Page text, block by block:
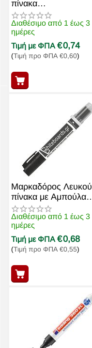
πίνακα
Επαναγεμιζόμενος
WB450 Πράσινος
Διαθέσιμο από 1 έως 3
ημέρες
Τιμή με ΦΠΑ €0,74
(Τιμή προ ΦΠΑ €0,60)
Μαρκαδόρος Λευκού
πίνακα με Αμπούλα
WB550 Μαύρος
Διαθέσιμο από 1 έως 3
ημέρες
Τιμή με ΦΠΑ €0,68
(Τιμή προ ΦΠΑ €0,55)